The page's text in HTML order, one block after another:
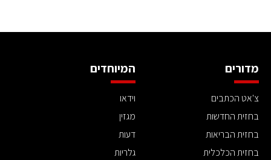
מדורים
צ'אט הכתבים
בחזית החדשות
בחזית הבריאות
בחזית הכלכלית
המיוחדים
וידאו
מגזין
דעות
גלריות